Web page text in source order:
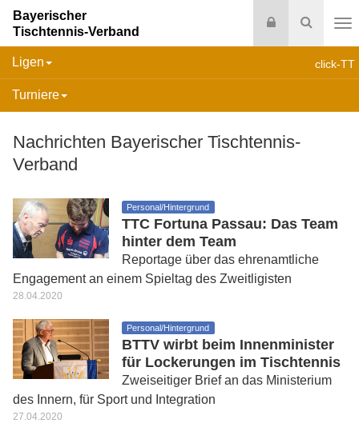
Suche
Login
Bayerischer
Tischtennis-Verband
click-TT
Ligen
Turniere
Nachrichten Bayerischer Tischtennis-
Verband
Personal/Hintergrund
TTC Fortuna Passau: Das Team
hinter dem Team
Reportage über das ehrenamtliche
Engagement an einem Spieltag des Zweitligisten
28.04.2020
Personal/Hintergrund
BTTV wirbt beim Innenminister
für Lockerungen im Tischtennis
Zweiseitiger Brief an das Ministerium
des Innern, für Sport und Integration
27.04.2020